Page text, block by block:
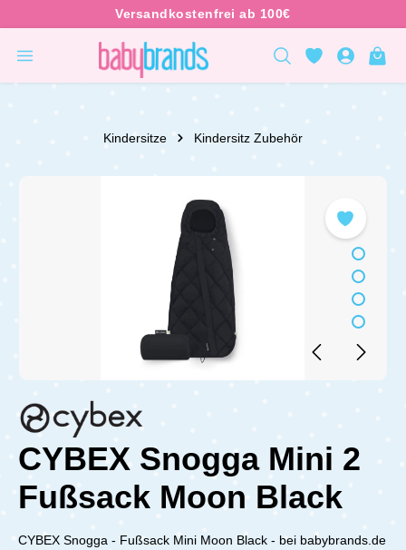
Kindersitze Kindersitz Zubehör
CYBEX Snogga Mini 2
Fußsack Moon Black
CYBEX Snogga - Fußsack Mini Moon Black - bei babybrands.de